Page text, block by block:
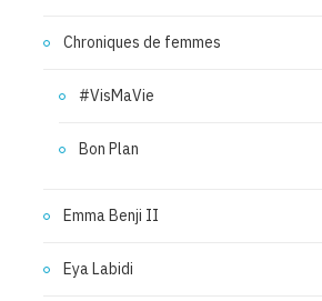
Chroniques de femmes
#VisMaVie
Bon Plan
Emma Benji II
Eya Labidi